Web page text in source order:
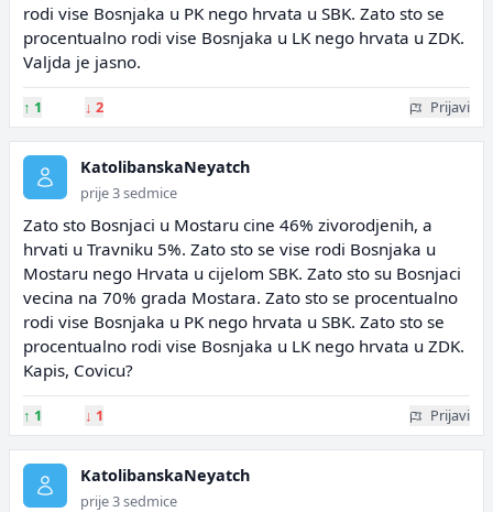
rodi vise Bosnjaka u PK nego hrvata u SBK. Zato sto se
procentualno rodi vise Bosnjaka u LK nego hrvata u ZDK.
Valjda je jasno.
↑ 1 ↓ 2 Prijavi
KatolibanskaNeyatch
prije 3 sedmice
Zato sto Bosnjaci u Mostaru cine 46% zivorodjenih, a
hrvati u Travniku 5%. Zato sto se vise rodi Bosnjaka u
Mostaru nego Hrvata u cijelom SBK. Zato sto su Bosnjaci
vecina na 70% grada Mostara. Zato sto se procentualno
rodi vise Bosnjaka u PK nego hrvata u SBK. Zato sto se
procentualno rodi vise Bosnjaka u LK nego hrvata u ZDK.
Kapis, Covicu?
↑ 1 ↓ 1 Prijavi
KatolibanskaNeyatch
prije 3 sedmice